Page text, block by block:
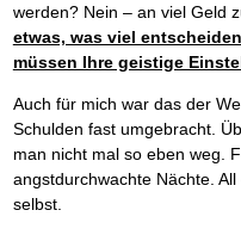
werden? Nein – an viel Geld
etwas, was viel
müssen Ihre geistige
Auch für mich war das der
Schulden fast umgebracht.
man nicht mal so eben weg.
angstdurchwachte Nächte.
selbst.